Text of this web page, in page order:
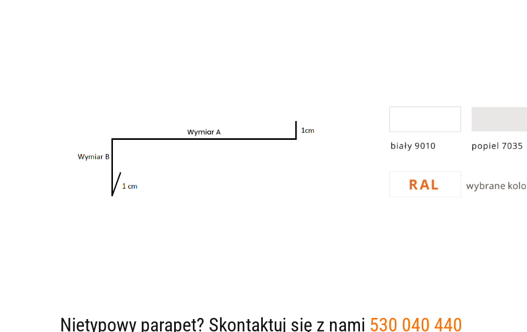
Nietypowy parapet? Skontaktuj się z nami 530 040 440